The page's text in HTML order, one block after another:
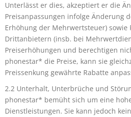
Unterlässt er dies, akzeptiert er die
Preisanpassungen infolge Änderung
Erhöhung der Mehrwertsteuer) sowie
Drittanbietern (insb. bei
Preiserhöhungen und berechtigen
phonestar* die Preise, kann sie
Preissenkung gewährte Rabatte
2.2 Unterhalt, Unterbrüche und
phonestar* bemüht sich um eine
Dienstleistungen. Sie kann jedoch